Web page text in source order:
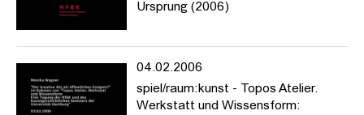
Ursprung (2006)
04.02.2006
spiel/raum:kunst - Topos Atelier.
Werkstatt und Wissensform: